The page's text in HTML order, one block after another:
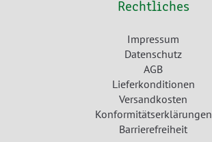
Rechtliches
Impressum
Datenschutz
AGB
Lieferkonditionen
Versandkosten
Konformitätserklärungen
Barrierefreiheit